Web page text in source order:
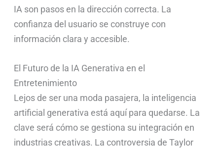
IA son pasos en la dirección correcta. La
confianza del usuario se construye con
información clara y accesible.
El Futuro de la IA Generativa en el
Entretenimiento
Lejos de ser una moda pasajera, la inteligencia
artificial generativa está aquí para quedarse. La
clave será cómo se gestiona su integración en
industrias creativas. La controversia de Taylor